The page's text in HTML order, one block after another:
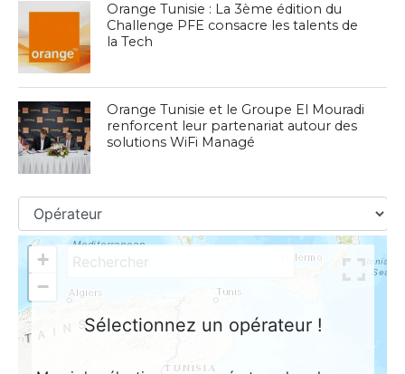
Orange Tunisie : La 3ème édition du
Challenge PFE consacre les talents de
la Tech
Orange Tunisie et le Groupe El Mouradi
renforcent leur partenariat autour des
solutions WiFi Managé